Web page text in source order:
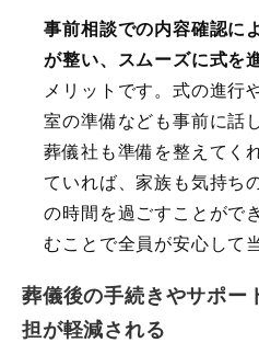
事前相談での内容確認に
が整い、スムーズに式を
メリットです。式の進行
室の準備なども事前に話
葬儀社も準備を整えてく
ていれば、家族も気持ち
の時間を過ごすことがで
むことで全員が安心して
葬儀後の手続きやサポー
担が軽減される